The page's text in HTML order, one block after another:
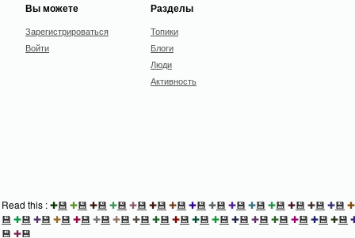
Вы можете
Зарегистрироваться
Войти
Разделы
Топики
Блоги
Люди
Активность
Read this :✚💾 ✚💾 ✚💾 ✚💾 ✚💾 ✚💾 ✚💾 ✚💾 ✚💾 ✚💾 ✚💾 ✚💾 ✚💾 ✚💾 ✚💾 ✚
💾 ✚💾 ✚💾 ✚💾 ✚💾 ✚💾 ✚💾 ✚💾 ✚💾 ✚💾 ✚💾 ✚💾 ✚💾 ✚💾 ✚💾 ✚💾 ✚💾 ✚💾
💾 ✚💾